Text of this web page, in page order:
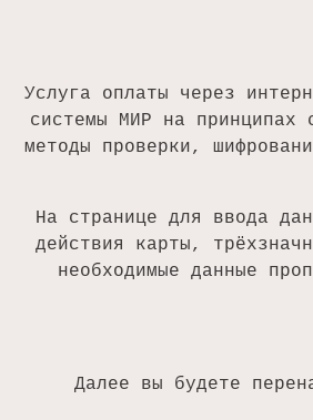
Услуга оплаты через
системы МИР на принципах
методы проверки,
На странице для ввода
действия карты,
необходимые данные
Далее вы будете